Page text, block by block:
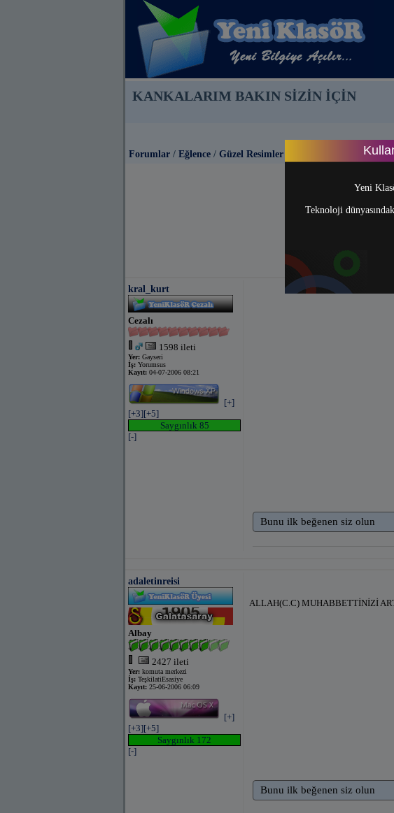
Yeni
Teknoloji
KANKALARIM BAKIN SİZİN İÇİN
Forumlar / Eğlence / Güzel Resimler
kral_kurt
Cezalı
1598 ileti
Yer: Gayseri
İş: Yorumsus
Kayıt: 04-07-2006 08:21
[+]
[+3][+5]
Saygınlık 85
[-]
Bunu ilk beğenen siz olun
adaletinreisi
Albay
2427 ileti
Yer: komuta merkezi
İş: TeşkilatiEsasiye
Kayıt: 25-06-2006 06:09
[+]
[+3][+5]
Saygınlık 172
[-]
ALLAH(C.C) MUHABBETTİNİZİ
Bunu ilk beğenen siz olun